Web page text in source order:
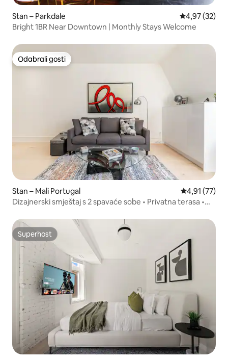
Stan – Parkdale Prosječna
4,97 (32)
Bright 1BR Near Downtown | Monthly Stays Welcome
Odabrali gosti
Odabrali gosti
Stan – Mali Portugal Prosječna
4,91 (77)
Dizajnerski smještaj s 2 spavaće sobe • Privatna terasa •
Superhost
Superhost